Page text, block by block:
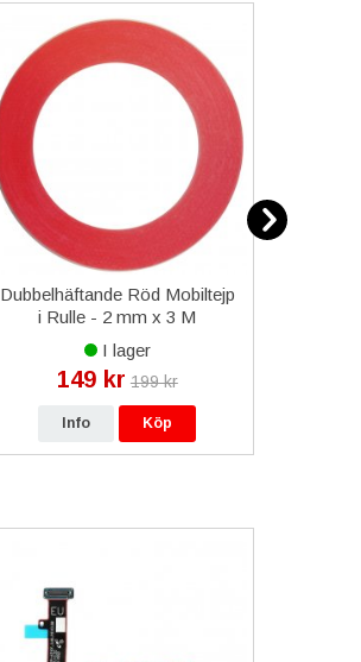
Dubbelhäftande Röd Mobiltejp
i Rulle - 2 mm x 3 M
I lager
149 kr 199 kr
Info Köp